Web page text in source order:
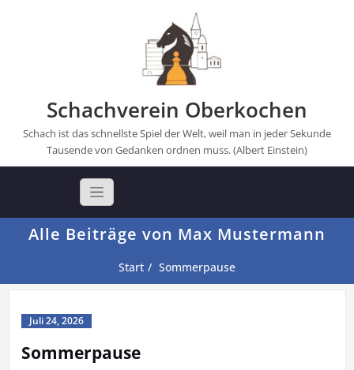
Schachverein Oberkochen
Schach ist das schnellste Spiel der Welt, weil man in jeder Sekunde
Tausende von Gedanken ordnen muss. (Albert Einstein)
Alle Beiträge von Max Mustermann
Start Sommerpause
Juli 24, 2026
Sommerpause